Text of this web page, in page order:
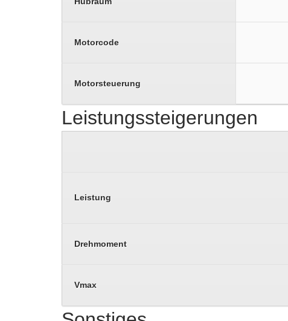
Motorcode
Motorsteuerung
Leistungssteigerungen
Leistung
Drehmoment
Vmax